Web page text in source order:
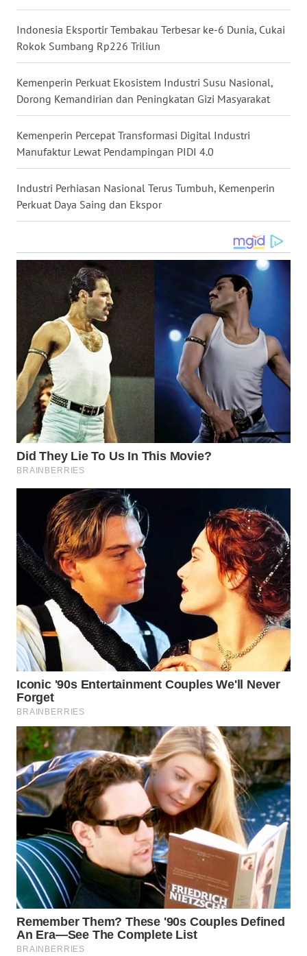
Indonesia Eksportir Tembakau Terbesar ke-6 Dunia, Cukai
Rokok Sumbang Rp226 Triliun
Kemenperin Perkuat Ekosistem Industri Susu Nasional,
Dorong Kemandirian dan Peningkatan Gizi Masyarakat
Kemenperin Percepat Transformasi Digital Industri
Manufaktur Lewat Pendampingan PIDI 4.0
Industri Perhiasan Nasional Terus Tumbuh, Kemenperin
Perkuat Daya Saing dan Ekspor
WN
KALTARA
WN
KALSEL
WN
WN
SULUT
WN
MALUKU
WN
MALUT
WN
DAIRI
WN
DANAU
NIAS
WN
LANGKAT
WN
TAPANULI
SELATAN
WN
TANJUNG
LESUNG
WN
KARO
WN
SIMALUNGUN
WN
LABUHANBATU
WN
TAPANULI
TENGAH